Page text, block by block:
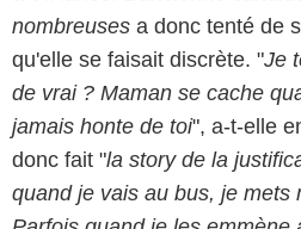
nombreuses a donc tenté de
qu'elle se faisait discrète. "Je
de vrai ? Maman se cache
jamais honte de toi", a-t-elle
donc fait "la story de la
quand je vais au bus, je mets